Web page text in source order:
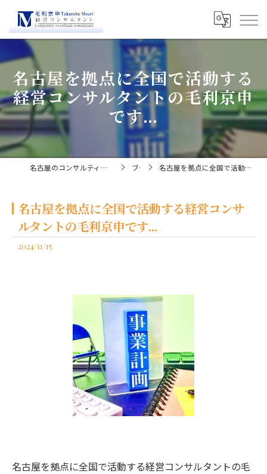
名古屋を拠点に全国で活動する
経営コンサルタントの毛利京申
です...
名古屋のコンサルティングなら経営コンサルタント毛利京申 ブログ 名古屋を拠点に全国で活動する経営コンサルタントの毛利京申です...
名古屋を拠点に全国で活動する経営コンサ
ルタントの毛利京申です...
2024/11/15
名古屋を拠点に全国で活動する経営コンサルタントの毛